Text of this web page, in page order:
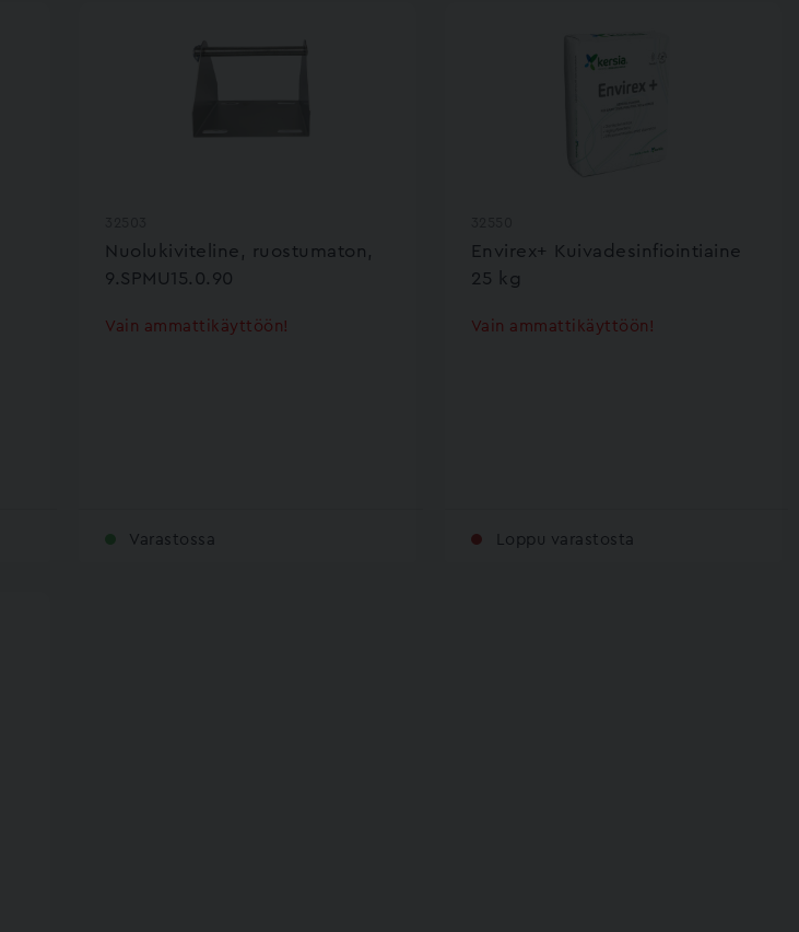
Nuolukiviteline, ruostumaton,
9.SPMU15.0.90
Varastossa
Vain ammattikäyttöön!
Envirex+ Kuivadesinfiointiaine
25 kg
Loppu varastosta
Vain ammattikäyttöön!